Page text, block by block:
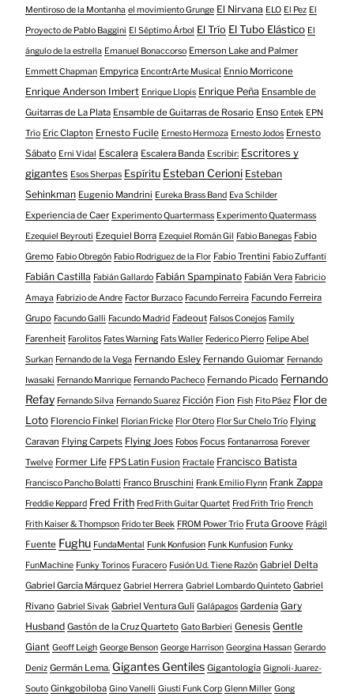
Mentiroso de la Montanha el movimiento Grunge El Nirvana ELO El Pez El
Proyecto de Pablo Baggini El Séptimo Árbol El Trío El Tubo Elástico El
ángulo de la estrella Emanuel Bonaccorso Emerson Lake and Palmer
Emmett Chapman Empyrica EncontrArte Musical Ennio Morricone
Enrique Anderson Imbert Enrique Llopis Enrique Peña Ensamble de
Guitarras de La Plata Ensamble de Guitarras de Rosario Enso Entek EPN
Trío Eric Clapton Ernesto Fucile Ernesto Hermoza Ernesto Jodos Ernesto
Sábato Erni Vidal Escalera Escalera Banda Escribir: Escritores y
gigantes Esos Sherpas Espíritu Esteban Cerioni Esteban
Sehinkman Eugenio Mandrini Eureka Brass Band Eva Schilder
Experiencia de Caer Experimento Quartermass Experimento Quatermass
Ezequiel Beyrouti Ezequiel Borra Ezequiel Román Gil Fabio Banegas Fabio
Gremo Fabio Obregón Fabio Rodriguez de la Flor Fabio Trentini Fabio Zuffanti
Fabián Castilla Fabián Gallardo Fabián Spampinato Fabián Vera Fabricio
Amaya Fabrizio de Andre Factor Burzaco Facundo Ferreira Facundo Ferreira
Grupo Facundo Galli Facundo Madrid Fadeout Falsos Conejos Family
Farenheit Farolitos Fates Warning Fats Waller Federico Pierro Felipe Abel
Surkan Fernando de la Vega Fernando Esley Fernando Guiomar Fernando
Iwasaki Fernando Manrique Fernando Pacheco Fernando Picado Fernando
Refay Fernando Silva Fernando Suarez Ficción Fion Fish Fito Páez Flor de
Loto Florencio Finkel Florian Fricke Flor Otero Flor Sur Chelo Trío Flying
Caravan Flying Carpets Flying Joes Fobos Focus Fontanarrosa Forever
Twelve Former Life FPS Latin Fusion Fractale Francisco Batista
Francisco Pancho Bolatti Franco Bruschini Frank Emilio Flynn Frank Zappa
Freddie Keppard Fred Frith Fred Frith Guitar Quartet Fred Frith Trio French
Frith Kaiser & Thompson Frido ter Beek FROM Power Trío Fruta Groove Frágil
Fuente Fughu FundaMental Funk Konfusion Funk Kunfusion Funky
FunMachine Funky Torinos Furacero Fusión Ud. Tiene Razón Gabriel Delta
Gabriel García Márquez Gabriel Herrera Gabriel Lombardo Quinteto Gabriel
Rivano Gabriel Sivak Gabriel Ventura Gulí Galápagos Gardenia Gary
Husband Gastón de la Cruz Quarteto Gato Barbieri Genesis Gentle
Giant Geoff Leigh George Benson George Harrison Georgina Hassan Gerardo
Deniz Germán Lema. Gigantes Gentiles Gigantología Gignoli-Juarez-
Souto Ginkgobiloba Gino Vanelli Giusti Funk Corp Glenn Miller Gong